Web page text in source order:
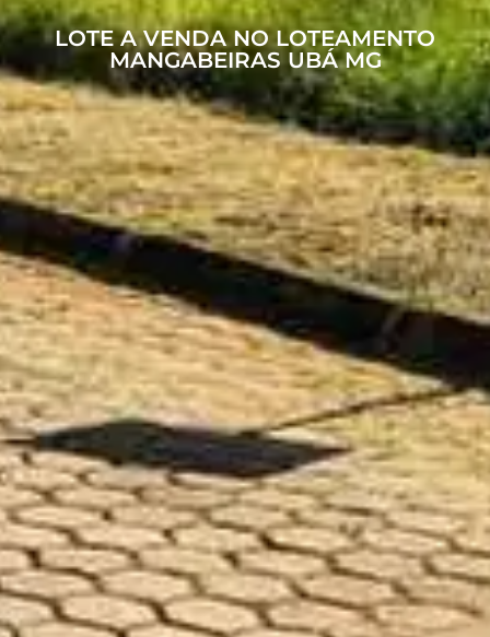
LOTE A VENDA NO LOTEAMENTO
MANGABEIRAS UBÁ MG